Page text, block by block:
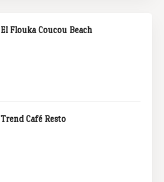
El Flouka Coucou Beach
Trend Café Resto